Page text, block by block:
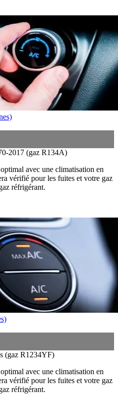
2017 (gaz R134A)
avec une climatisation en
vérifié pour les fuites et votre gaz
réfrigérant.
(gaz R1234YF)
avec une climatisation en
vérifié pour les fuites et votre gaz
réfrigérant.